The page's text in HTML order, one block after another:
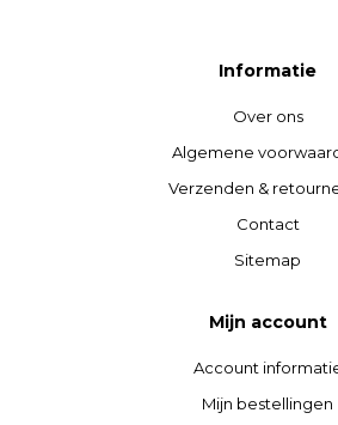
Informatie
Over ons
Algemene
Verzenden &
Contact
Sitemap
Mijn account
Account
Mijn bestellingen